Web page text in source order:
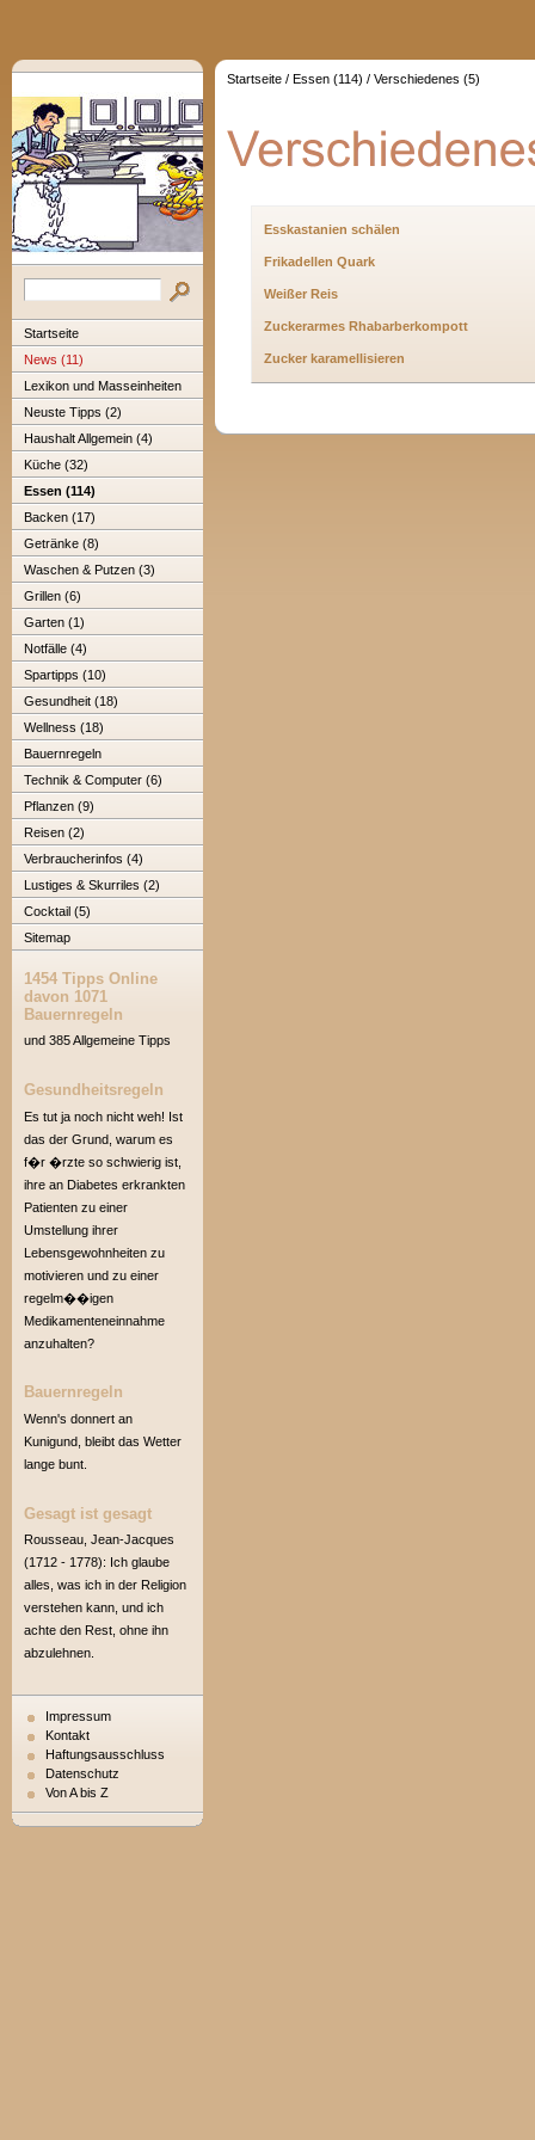
Startseite
News (11)
Lexikon und Masseinheiten
Neuste Tipps (2)
Haushalt Allgemein (4)
Küche (32)
Essen (114)
Backen (17)
Getränke (8)
Waschen & Putzen (3)
Grillen (6)
Garten (1)
Notfälle (4)
Spartipps (10)
Gesundheit (18)
Wellness (18)
Bauernregeln
Technik & Computer (6)
Pflanzen (9)
Reisen (2)
Verbraucherinfos (4)
Lustiges & Skurriles (2)
Cocktail (5)
Sitemap
1454 Tipps Online
davon 1071
Bauernregeln
und 385 Allgemeine Tipps
Gesundheitsregeln
Es tut ja noch nicht weh! Ist
das der Grund, warum es
f�r �rzte so schwierig ist,
ihre an Diabetes erkrankten
Patienten zu einer
Umstellung ihrer
Lebensgewohnheiten zu
motivieren und zu einer
regelm��igen
Medikamenteneinnahme
anzuhalten?
Bauernregeln
Wenn's donnert an
Kunigund, bleibt das Wetter
lange bunt.
Gesagt ist gesagt
Rousseau, Jean-Jacques
(1712 - 1778): Ich glaube
alles, was ich in der Religion
verstehen kann, und ich
achte den Rest, ohne ihn
abzulehnen.
Impressum
Kontakt
Haftungsausschluss
Datenschutz
Von A bis Z
Startseite / Essen (114) / Verschiedenes (5)
Esskastanien schälen
Frikadellen Quark
Weißer Reis
Zuckerarmes Rhabarberkompott
Zucker karamellisieren